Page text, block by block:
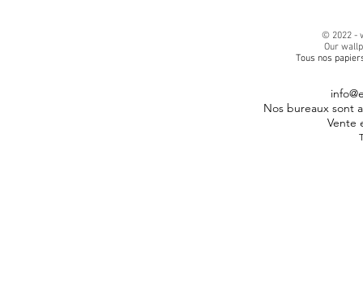
© 2022 -
Our
Tous nos
Nos bureaux sont
Vente